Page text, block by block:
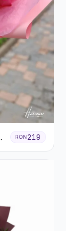
RON219